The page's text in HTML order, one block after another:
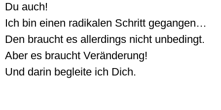
Du auch!
Ich bin einen radikalen Schritt gegangen…
Den braucht es allerdings nicht unbedingt.
Aber es braucht Veränderung!
Und darin begleite ich Dich.